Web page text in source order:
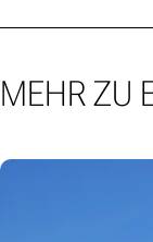
MEHR ZU